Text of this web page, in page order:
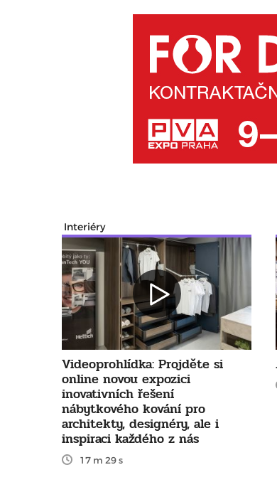
Interiéry
Videoprohlídka: Projděte si
online novou expozici
inovativních řešení
nábytkového kování pro
architekty, designéry, ale i
inspiraci každého z nás
17 m 29 s